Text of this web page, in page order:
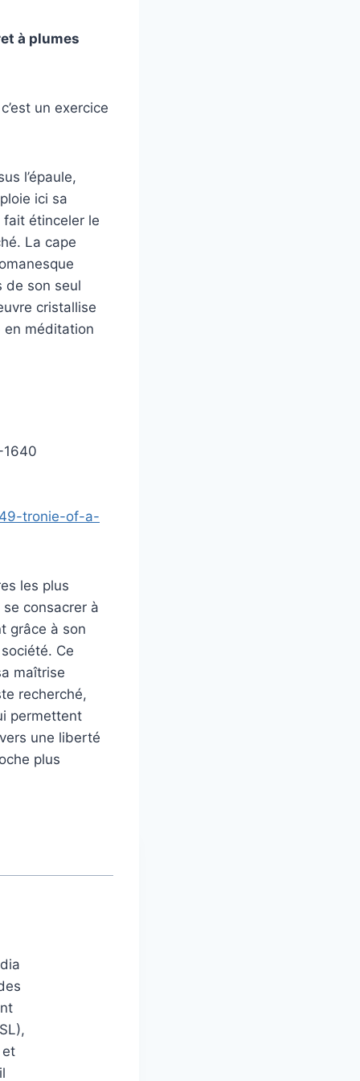
à plumes
un exercice
l’épaule,
ici sa
étinceler le
La cape
de son seul
cristallise
en méditation
1640
tronie-of-a-
les plus
consacrer à
grâce à son
Ce
maîtrise
recherché,
permettent
une liberté
plus
et